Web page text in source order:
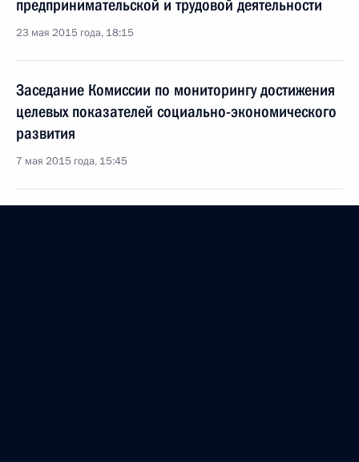
предпринимательской и трудовой деятельности
23 мая 2015 года, 18:15
Заседание Комиссии по мониторингу достижения
целевых показателей социально-экономического
развития
7 мая 2015 года, 15:45